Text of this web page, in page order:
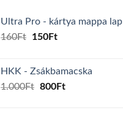
Ultra Pro - kártya mappa lap
160Ft
Original
160Ft.
150FtCurrent
150Ft.
HKK - Zsákbamacska
1.000Ft Original
800FtCurrent